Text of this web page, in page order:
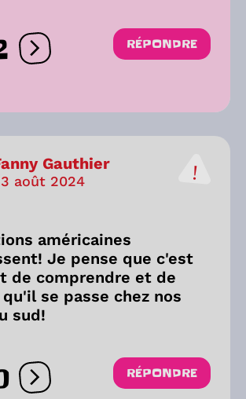
Ouvrir les réactions
RÉPONDRE
Gauthier
août 2024
américaines
Je pense que c'est
de comprendre et de
se passe chez nos
sud!
Ouvrir les réactions
RÉPONDRE